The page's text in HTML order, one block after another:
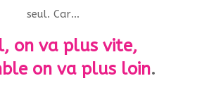
seul. Car…
on va plus vite,
on va plus loin.